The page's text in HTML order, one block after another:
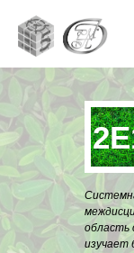
область
изучает